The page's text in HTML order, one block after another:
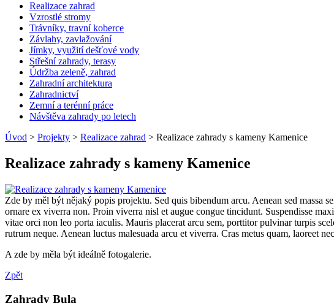
Realizace zahrad
Vzrostlé stromy
Trávníky, travní koberce
Závlahy, zavlažování
Jímky, využití dešťové vody
Střešní zahrady, terasy
Údržba zeleně, zahrad
Zahradní architektura
Zahradnictví
Zemní a terénní práce
Návštěva zahrady po letech
Úvod > Projekty > Realizace zahrad > Realizace zahrady s kameny Kamenice
Realizace zahrady s kameny Kamenice
Zde by měl být nějaký popis projektu. Sed quis bibendum arcu. Aenean sed massa
ornare ex viverra non. Proin viverra nisl et augue congue tincidunt. Suspendisse
vitae orci non leo porta iaculis. Mauris placerat arcu sem, porttitor pulvinar turpis
rutrum neque. Aenean luctus malesuada arcu et viverra. Cras metus quam, laoreet
A zde by měla být ideálně fotogalerie.
Zpět
Zahrady Bula